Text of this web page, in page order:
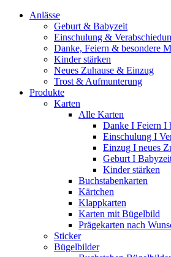
Anlässe
Geburt & Babyzeit
Einschulung &
Danke, Feiern & besondere
Kinder stärken
Neues Zuhause & Einzug
Trost & Aufmunterung
Produkte
Karten
Alle Karten
Danke I Feiern I
Einschulung I
Einzug I neues
Geburt I
Kinder stärken
Buchstabenkarten
Kärtchen
Klappkarten
Karten mit Bügelbild
Prägekarten nach
Sticker
Bügelbilder